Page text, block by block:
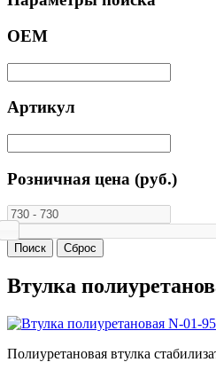
ОЕМ
Артикул
Розничная цена (руб.)
Втулка
Полиуретановая втулка